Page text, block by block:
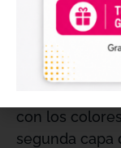
Cómo
La técnica
con los
segunda capa